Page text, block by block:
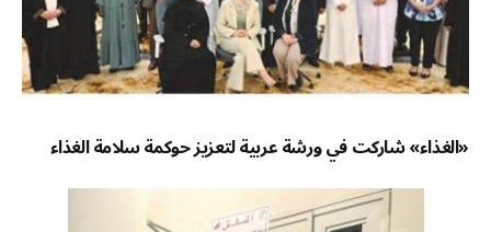
«الغذاء» شاركت في ورشة عربية لتعزيز حوكمة سلامة الغذاء